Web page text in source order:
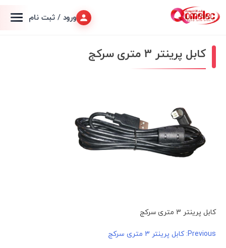
ورود / ثبت نام
کابل پرینتر 3 متری سرکج
کابل پرینتر 3 متری سرکج
راهبری
Previous: کابل پرینتر 3 متری سرکج